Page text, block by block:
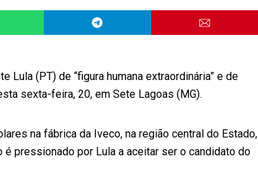
Lula (PT) de “figura humana extraordinária” e de
sexta-feira, 20, em Sete Lagoas (MG).
na fábrica da Iveco, na região central do Estado,
pressionado por Lula a aceitar ser o candidato do